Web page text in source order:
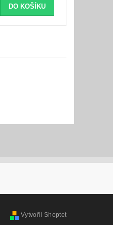
Vytvořil Shoptet